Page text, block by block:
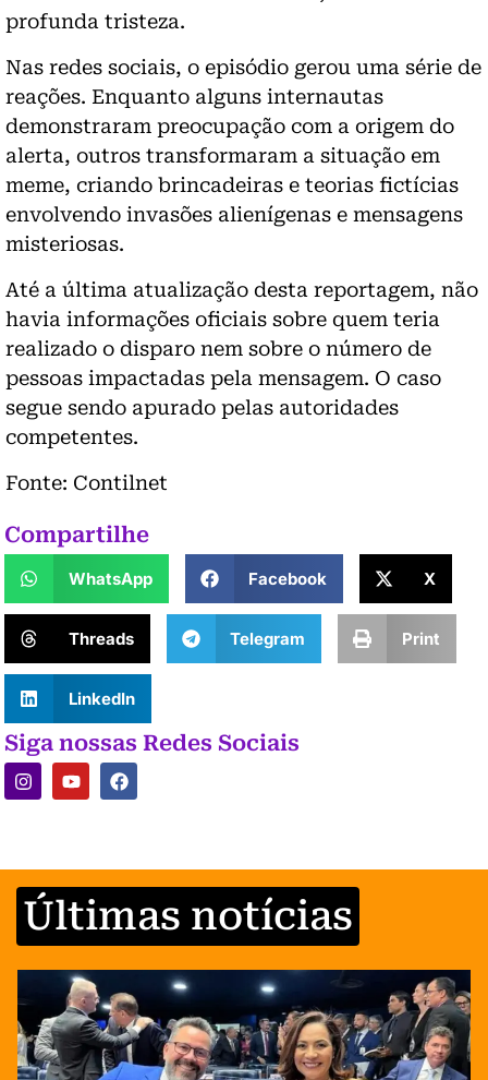
profunda tristeza.
Nas redes sociais, o episódio gerou uma série de
reações. Enquanto alguns internautas
demonstraram preocupação com a origem do
alerta, outros transformaram a situação em
meme, criando brincadeiras e teorias fictícias
envolvendo invasões alienígenas e mensagens
misteriosas.
Até a última atualização desta reportagem, não
havia informações oficiais sobre quem teria
realizado o disparo nem sobre o número de
pessoas impactadas pela mensagem. O caso
segue sendo apurado pelas autoridades
competentes.
Fonte: Contilnet
Compartilhe
WhatsApp Facebook X
Threads Telegram Print
LinkedIn
Siga nossas Redes Sociais
Últimas notícias